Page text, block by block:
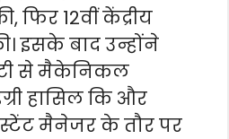
12वीं केंद्रीय
इसके बाद उन्होंने
से मैकेनिकल
हासिल कि और
मैनेजर के तौर पर